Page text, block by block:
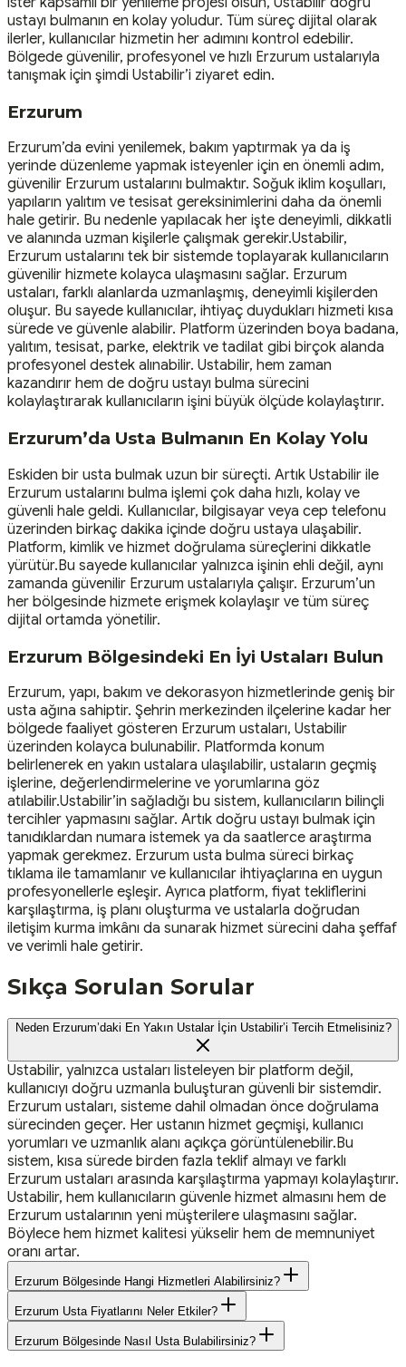
ustayı bulmanın en kolay yoludur. Tüm süreç dijital olarak
ilerler, kullanıcılar hizmetin her adımını kontrol edebilir.
Bölgede güvenilir, profesyonel ve hızlı Erzurum ustalarıyla
tanışmak için şimdi Ustabilir’i ziyaret edin.
Erzurum
Erzurum’da evini yenilemek, bakım yaptırmak ya da iş
yerinde düzenleme yapmak isteyenler için en önemli adım,
güvenilir Erzurum ustalarını bulmaktır. Soğuk iklim koşulları,
yapıların yalıtım ve tesisat gereksinimlerini daha da önemli
hale getirir. Bu nedenle yapılacak her işte deneyimli, dikkatli
ve alanında uzman kişilerle çalışmak gerekir.Ustabilir,
Erzurum ustalarını tek bir sistemde toplayarak kullanıcıların
güvenilir hizmete kolayca ulaşmasını sağlar. Erzurum
ustaları, farklı alanlarda uzmanlaşmış, deneyimli kişilerden
oluşur. Bu sayede kullanıcılar, ihtiyaç duydukları hizmeti kısa
sürede ve güvenle alabilir. Platform üzerinden boya badana,
yalıtım, tesisat, parke, elektrik ve tadilat gibi birçok alanda
profesyonel destek alınabilir. Ustabilir, hem zaman
kazandırır hem de doğru ustayı bulma sürecini
kolaylaştırarak kullanıcıların işini büyük ölçüde kolaylaştırır.
Erzurum’da Usta Bulmanın En Kolay Yolu
Eskiden bir usta bulmak uzun bir süreçti. Artık Ustabilir ile
Erzurum ustalarını bulma işlemi çok daha hızlı, kolay ve
güvenli hale geldi. Kullanıcılar, bilgisayar veya cep telefonu
üzerinden birkaç dakika içinde doğru ustaya ulaşabilir.
Platform, kimlik ve hizmet doğrulama süreçlerini dikkatle
yürütür.Bu sayede kullanıcılar yalnızca işinin ehli değil, aynı
zamanda güvenilir Erzurum ustalarıyla çalışır. Erzurum’un
her bölgesinde hizmete erişmek kolaylaşır ve tüm süreç
dijital ortamda yönetilir.
Erzurum Bölgesindeki En İyi Ustaları Bulun
Erzurum, yapı, bakım ve dekorasyon hizmetlerinde geniş bir
usta ağına sahiptir. Şehrin merkezinden ilçelerine kadar her
bölgede faaliyet gösteren Erzurum ustaları, Ustabilir
üzerinden kolayca bulunabilir. Platformda konum
belirlenerek en yakın ustalara ulaşılabilir, ustaların geçmiş
işlerine, değerlendirmelerine ve yorumlarına göz
atılabilir.Ustabilir’in sağladığı bu sistem, kullanıcıların bilinçli
tercihler yapmasını sağlar. Artık doğru ustayı bulmak için
tanıdıklardan numara istemek ya da saatlerce araştırma
yapmak gerekmez. Erzurum usta bulma süreci birkaç
tıklama ile tamamlanır ve kullanıcılar ihtiyaçlarına en uygun
profesyonellerle eşleşir. Ayrıca platform, fiyat tekliflerini
karşılaştırma, iş planı oluşturma ve ustalarla doğrudan
iletişim kurma imkânı da sunarak hizmet sürecini daha şeffaf
ve verimli hale getirir.
Sıkça Sorulan Sorular
Neden Erzurum’daki En Yakın Ustalar İçin Ustabilir’i Tercih Etmelisiniz?
Ustabilir, yalnızca ustaları listeleyen bir platform değil,
kullanıcıyı doğru uzmanla buluşturan güvenli bir sistemdir.
Erzurum ustaları, sisteme dahil olmadan önce doğrulama
sürecinden geçer. Her ustanın hizmet geçmişi, kullanıcı
yorumları ve uzmanlık alanı açıkça görüntülenebilir.Bu
sistem, kısa sürede birden fazla teklif almayı ve farklı
Erzurum ustaları arasında karşılaştırma yapmayı kolaylaştırır.
Ustabilir, hem kullanıcıların güvenle hizmet almasını hem de
Erzurum ustalarının yeni müşterilere ulaşmasını sağlar.
Böylece hem hizmet kalitesi yükselir hem de memnuniyet
oranı artar.
Erzurum Bölgesinde Hangi Hizmetleri Alabilirsiniz?
Erzurum Usta Fiyatlarını Neler Etkiler?
Erzurum Bölgesinde Nasıl Usta Bulabilirsiniz?